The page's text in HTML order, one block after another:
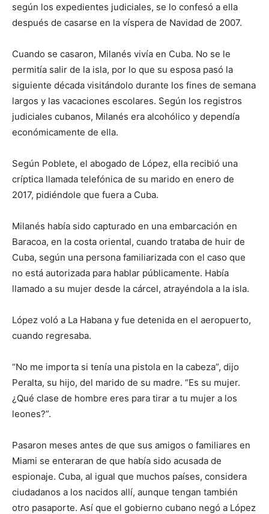
según los expedientes judiciales, se lo confesó a ella
después de casarse en la víspera de Navidad de 2007.
Cuando se casaron, Milanés vivía en Cuba. No se le
permitía salir de la isla, por lo que su esposa pasó la
siguiente década visitándolo durante los fines de semana
largos y las vacaciones escolares. Según los registros
judiciales cubanos, Milanés era alcohólico y dependía
económicamente de ella.
Según Poblete, el abogado de López, ella recibió una
críptica llamada telefónica de su marido en enero de
2017, pidiéndole que fuera a Cuba.
Milanés había sido capturado en una embarcación en
Baracoa, en la costa oriental, cuando trataba de huir de
Cuba, según una persona familiarizada con el caso que
no está autorizada para hablar públicamente. Había
llamado a su mujer desde la cárcel, atrayéndola a la isla.
López voló a La Habana y fue detenida en el aeropuerto,
cuando regresaba.
“No me importa si tenía una pistola en la cabeza”, dijo
Peralta, su hijo, del marido de su madre. “Es su mujer.
¿Qué clase de hombre eres para tirar a tu mujer a los
leones?”.
Pasaron meses antes de que sus amigos o familiares en
Miami se enteraran de que había sido acusada de
espionaje. Cuba, al igual que muchos países, considera
ciudadanos a los nacidos allí, aunque tengan también
otro pasaporte. Así que el gobierno cubano negó a López